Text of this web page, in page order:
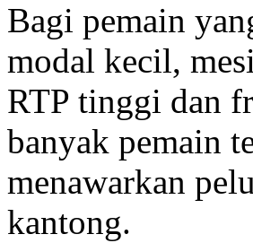
Bagi pemain
modal kecil,
RTP tinggi dan
banyak pemain
menawarkan
kantong.